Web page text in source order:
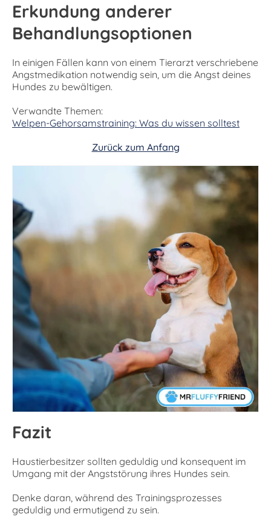
Erkundung anderer
Behandlungsoptionen
In einigen Fällen kann von einem Tierarzt verschriebene
Angstmedikation notwendig sein, um die Angst deines
Hundes zu bewältigen.
Verwandte Themen:
Welpen-Gehorsamstraining: Was du wissen solltest
Zurück zum Anfang
Fazit
Haustierbesitzer sollten geduldig und konsequent im
Umgang mit der Angststörung ihres Hundes sein.
Denke daran, während des Trainingsprozesses
geduldig und ermutigend zu sein.